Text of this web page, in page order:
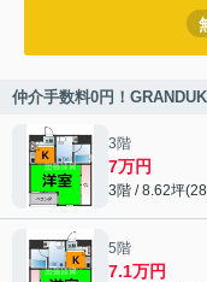
仲介手数料0円！
3階
7万円
3階 / 8.62坪
5階
7.1万円